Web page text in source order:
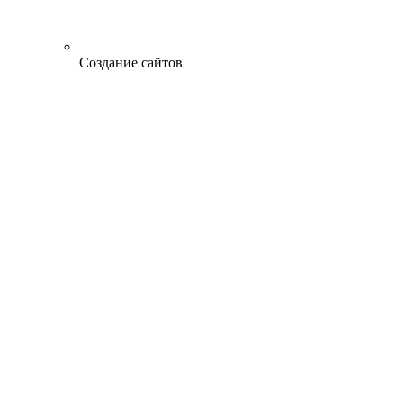
Создание сайтов